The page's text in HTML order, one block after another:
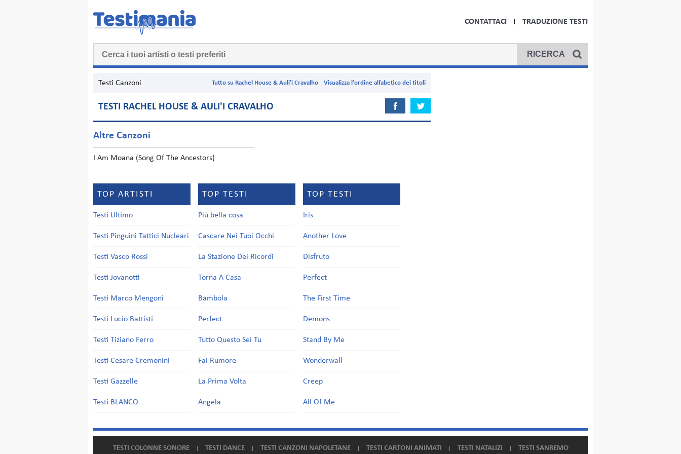
CONTATTACI TRADUZIONE TESTI
Testi Canzoni Visualizza l'ordine alfabetico dei titoli
Tutto su Rachel House & Auli'i Cravalho
TESTI RACHEL HOUSE & AULI'I CRAVALHO
Altre Canzoni
I Am Moana (Song Of The Ancestors)
TOP ARTISTI
Testi Ultimo
Testi Pinguini Tattici Nucleari
Testi Vasco Rossi
Testi Jovanotti
Testi Marco Mengoni
Testi Lucio Battisti
Testi Tiziano Ferro
Testi Cesare Cremonini
Testi Gazzelle
Testi BLANCO
TOP TESTI
Più bella cosa
Cascare Nei Tuoi Occhi
La Stazione Dei Ricordi
Torna A Casa
Bambola
Perfect
Tutto Questo Sei Tu
Fai Rumore
La Prima Volta
Angela
TOP TESTI
Iris
Another Love
Disfruto
Perfect
The First Time
Demons
Stand By Me
Wonderwall
Creep
All Of Me
TESTI COLONNE SONORE TESTI DANCE TESTI CANZONI NAPOLETANE TESTI CARTONI ANIMATI TESTI NATALIZI TESTI SANREMO